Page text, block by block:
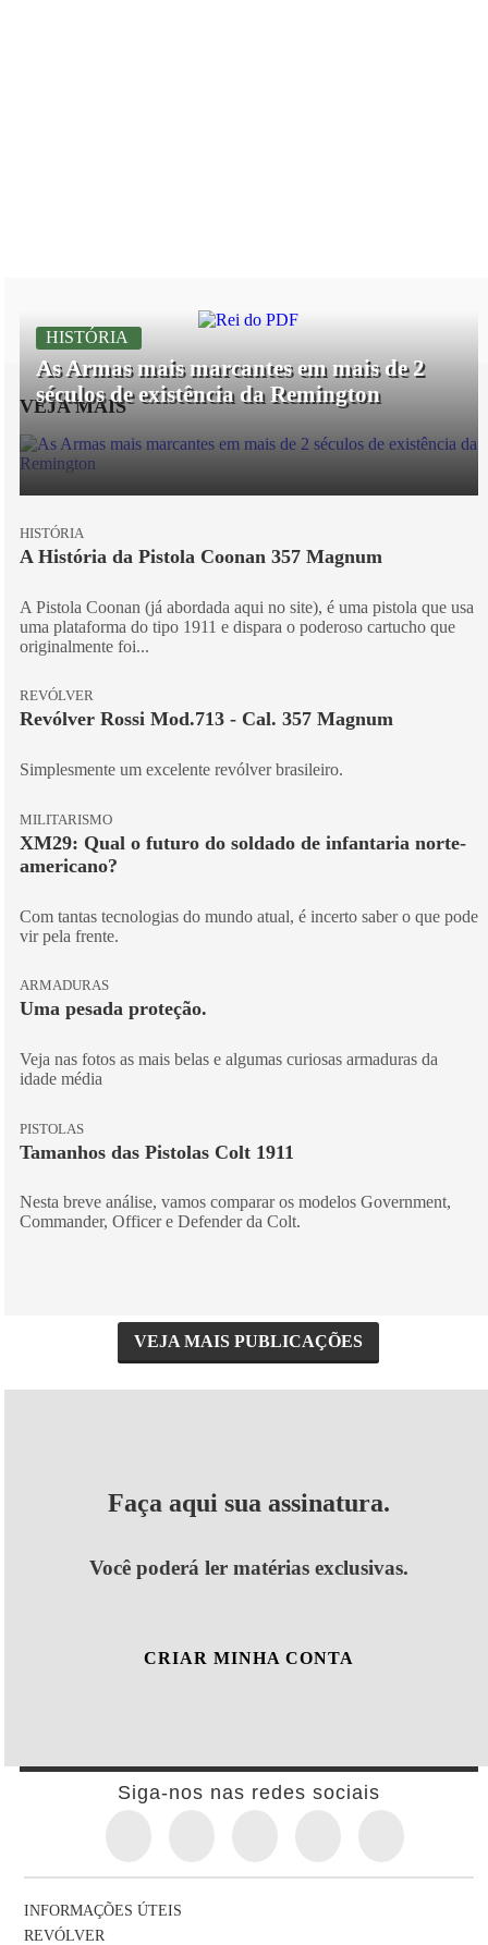
VEJA MAIS
HISTÓRIA
As Armas mais marcantes em mais de 2
séculos de existência da Remington
HISTÓRIA
A História da Pistola Coonan 357 Magnum
A Pistola Coonan (já abordada aqui no site), é uma pistola que usa
uma plataforma do tipo 1911 e dispara o poderoso cartucho que
originalmente foi...
REVÓLVER
Revólver Rossi Mod.713 - Cal. 357 Magnum
Simplesmente um excelente revólver brasileiro.
MILITARISMO
XM29: Qual o futuro do soldado de infantaria norte-
americano?
Com tantas tecnologias do mundo atual, é incerto saber o que pode
vir pela frente.
ARMADURAS
Uma pesada proteção.
Veja nas fotos as mais belas e algumas curiosas armaduras da
idade média
PISTOLAS
Tamanhos das Pistolas Colt 1911
Nesta breve análise, vamos comparar os modelos Government,
Commander, Officer e Defender da Colt.
VEJA MAIS PUBLICAÇÕES
Faça aqui sua assinatura.
Você poderá ler matérias exclusivas.
CRIAR MINHA CONTA
Siga-nos nas redes sociais
INFORMAÇÕES ÚTEIS
REVÓLVER